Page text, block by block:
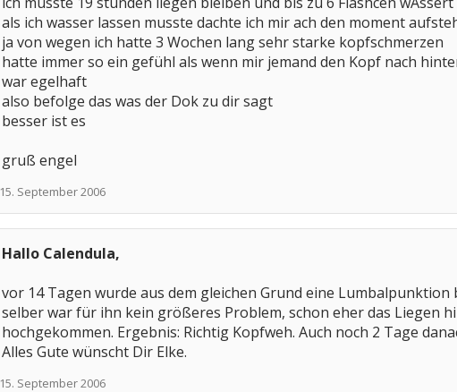
als ich wasser lassen musste dachte ich mir ach den moment
ja von wegen ich hatte 3 Wochen lang sehr starke kopfschmerzen
hatte immer so ein gefühl als wenn mir jemand den Kopf nach
war egelhaft
also befolge das was der Dok zu dir sagt
besser ist es
gruß engel
15. September 2006
Hallo Calendula,
vor 14 Tagen wurde aus dem gleichen Grund eine
selber war für ihn kein größeres Problem, schon eher das Liegen
hochgekommen. Ergebnis: Richtig Kopfweh. Auch noch 2 Tage
Alles Gute wünscht Dir Elke.
15. September 2006